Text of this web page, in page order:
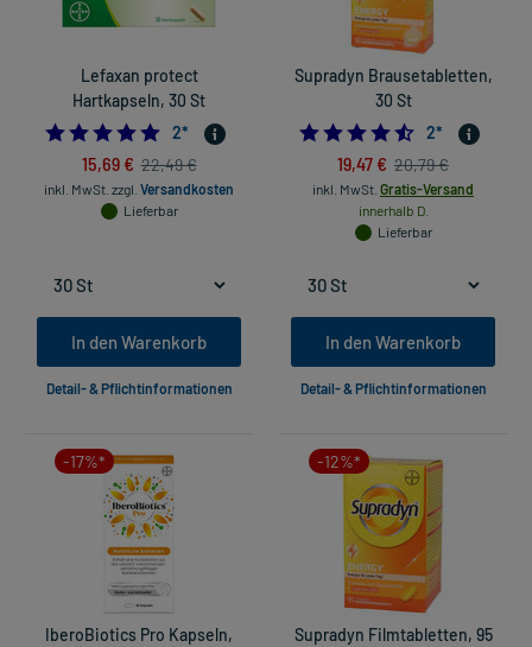
Lefaxan protect
Hartkapseln, 30 St
5.0
2*
15,69 € 22,49 €
inkl. MwSt. zzgl. Versandkosten
Lieferbar
In den Warenkorb
Detail- & Pflichtinformationen
Supradyn Brausetabletten,
30 St
4.5
2*
19,47 € 20,79 €
inkl. MwSt. Gratis-Versand
innerhalb D.
Lieferbar
In den Warenkorb
Detail- & Pflichtinformationen
-17%*
IberoBiotics Pro Kapseln,
-12%*
Supradyn Filmtabletten, 95